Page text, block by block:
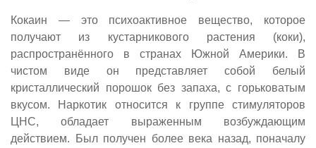
Кокаин — это психоактивное вещество, которое
получают из кустарникового растения (коки),
распространённого в странах Южной Америки. В
чистом виде он представляет собой белый
кристаллический порошок без запаха, с горьковатым
вкусом. Наркотик относится к группе стимуляторов
ЦНС, обладает выраженным возбуждающим
действием. Был получен более века назад, поначалу